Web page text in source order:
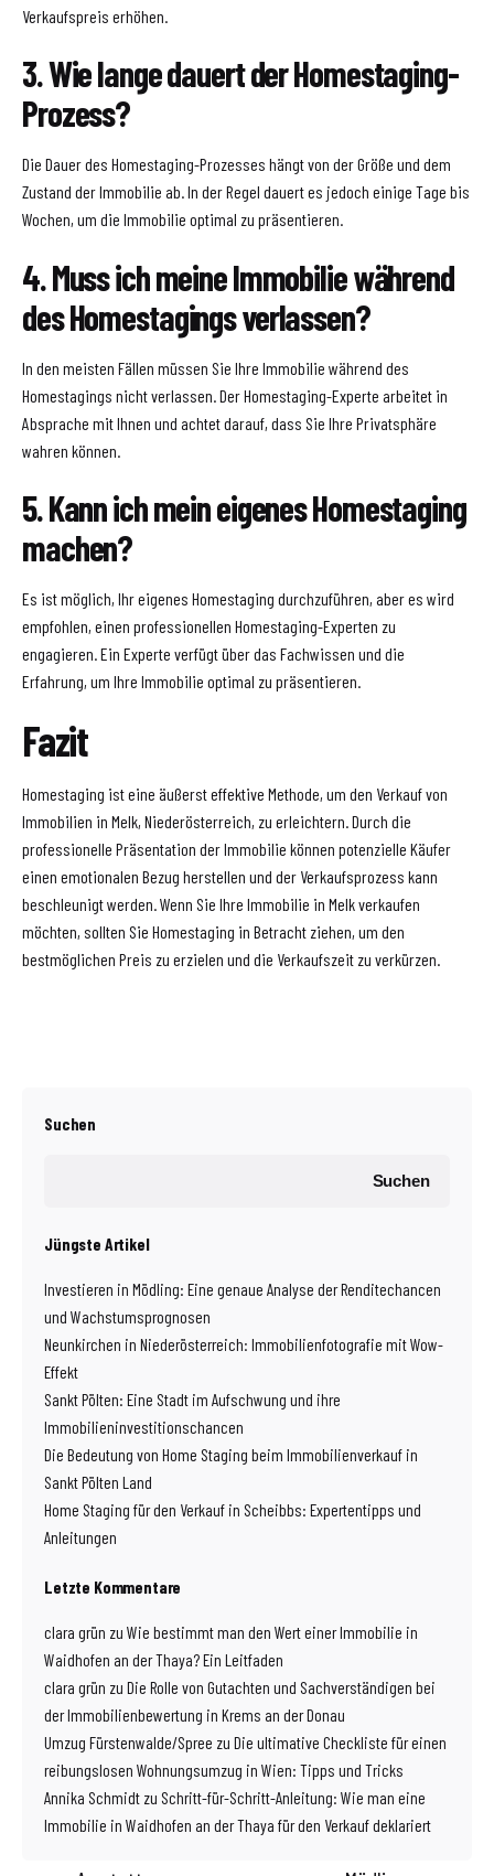
Verkaufspreis erhöhen.
3. Wie lange dauert der Homestaging-
Prozess?
Die Dauer des Homestaging-Prozesses hängt von der Größe und dem
Zustand der Immobilie ab. In der Regel dauert es jedoch einige Tage bis
Wochen, um die Immobilie optimal zu präsentieren.
4. Muss ich meine Immobilie während
des Homestagings verlassen?
In den meisten Fällen müssen Sie Ihre Immobilie während des
Homestagings nicht verlassen. Der Homestaging-Experte arbeitet in
Absprache mit Ihnen und achtet darauf, dass Sie Ihre Privatsphäre
wahren können.
5. Kann ich mein eigenes Homestaging
machen?
Es ist möglich, Ihr eigenes Homestaging durchzuführen, aber es wird
empfohlen, einen professionellen Homestaging-Experten zu
engagieren. Ein Experte verfügt über das Fachwissen und die
Erfahrung, um Ihre Immobilie optimal zu präsentieren.
Fazit
Homestaging ist eine äußerst effektive Methode, um den Verkauf von
Immobilien in Melk, Niederösterreich, zu erleichtern. Durch die
professionelle Präsentation der Immobilie können potenzielle Käufer
einen emotionalen Bezug herstellen und der Verkaufsprozess kann
beschleunigt werden. Wenn Sie Ihre Immobilie in Melk verkaufen
möchten, sollten Sie Homestaging in Betracht ziehen, um den
bestmöglichen Preis zu erzielen und die Verkaufszeit zu verkürzen.
Suchen
Suchen
Jüngste Artikel
Investieren in Mödling: Eine genaue Analyse der Renditechancen
und Wachstumsprognosen
Neunkirchen in Niederösterreich: Immobilienfotografie mit Wow-
Effekt
Sankt Pölten: Eine Stadt im Aufschwung und ihre
Immobilieninvestitionschancen
Die Bedeutung von Home Staging beim Immobilienverkauf in
Sankt Pölten Land
Home Staging für den Verkauf in Scheibbs: Expertentipps und
Anleitungen
Letzte Kommentare
clara grün zu Wie bestimmt man den Wert einer Immobilie in
Waidhofen an der Thaya? Ein Leitfaden
clara grün zu Die Rolle von Gutachten und Sachverständigen bei
der Immobilienbewertung in Krems an der Donau
Umzug Fürstenwalde/Spree zu Die ultimative Checkliste für einen
reibungslosen Wohnungsumzug in Wien: Tipps und Tricks
Annika Schmidt zu Schritt-für-Schritt-Anleitung: Wie man eine
Immobilie in Waidhofen an der Thaya für den Verkauf deklariert